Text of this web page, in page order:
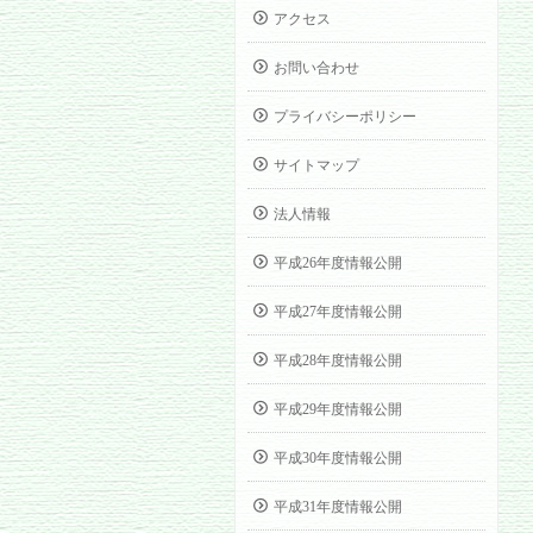
アクセス
お問い合わせ
プライバシーポリシー
サイトマップ
法人情報
平成26年度情報公開
平成27年度情報公開
平成28年度情報公開
平成29年度情報公開
平成30年度情報公開
平成31年度情報公開